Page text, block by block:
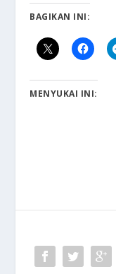
BAGIKAN INI:
MENYUKAI INI: